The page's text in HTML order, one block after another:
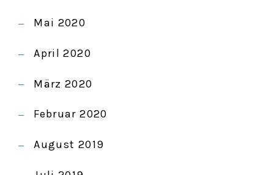
Mai 2020
April 2020
März 2020
Februar 2020
August 2019